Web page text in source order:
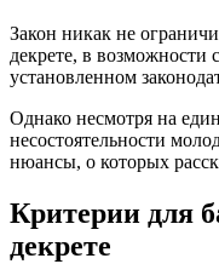
Закон никак не
декрете, в возможности
установленном
Однако несмотря на
несостоятельности
нюансы, о которых
Критерии для
декрете